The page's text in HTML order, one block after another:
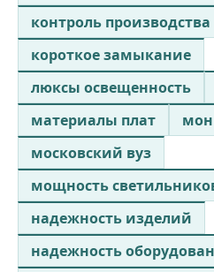
контроль производства
короткое замыкание
люксы освещенность
материалы плат
московский вуз
мощность
надежность изделий
надежность